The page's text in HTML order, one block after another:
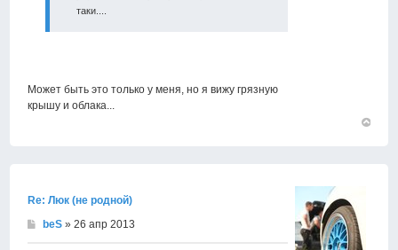
таки....
Может быть это только у меня, но я вижу грязную
крышу и облака...
Re: Люк (не родной)
beS » 26 апр 2013